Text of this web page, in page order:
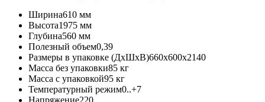
Ширина610 мм
Высота1975 мм
Глубина560 мм
Полезный объем0,39
Размеры в упаковке (ДхШхВ)660x600x2140
Масса без упаковки85 кг
Масса с упаковкой95 кг
Температурный режим0..+7
Напряжение220